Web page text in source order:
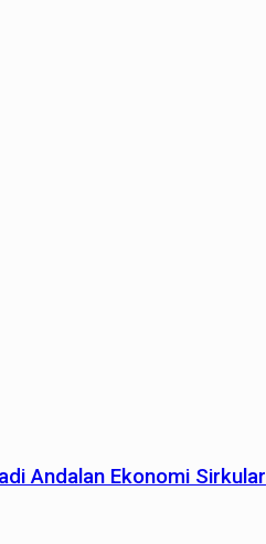
Andalan Ekonomi Sirkular